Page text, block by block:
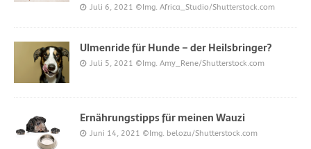
Juli 6, 2021 ©Img. Africa_Studio/Shutterstock.com
Ulmenride für Hunde – der Heilsbringer?
Juli 5, 2021 ©Img. Amy_Rene/Shutterstock.com
Ernährungstipps für meinen Wauzi
Juni 14, 2021 ©Img. belozu/Shutterstock.com